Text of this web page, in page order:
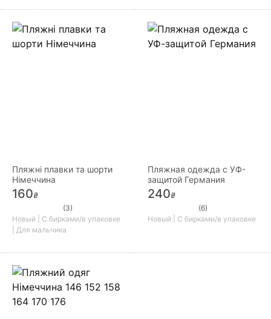
Пляжні плавки та шорти
Німеччина
160₴
(3)
Новый | С бирками/в упаковке
| Для мальчика
Пляжная одежда с УФ-
защитой Германия
240₴
(6)
Новый | С бирками/в упаковке